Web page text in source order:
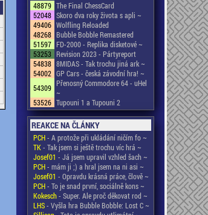
48879 The Final ChessCard
52048 Skoro dva roky života s apli ~
49406 Wolfling Reloaded
48268 Bubble Bobble Remastered
51597 FD-2000 - Replika disketové ~
53253 Revision 2023 - Pártyreport
54838 8MIDAS - Tak trochu jiná ark ~
54002 GP Cars - česká závodní hra! ~
54309 Přenosný Commodore 64 - uHel
~
53526 Tupouni 1 a Tupouni 2
REAKCE NA ČLÁNKY
PCH- A protože při ukládání ničím fo ~
TK- Tak jsem si ještě trochu víc hrá ~
Josef01 - Já jsem upravil vzhled šach ~
PCH- mám ji ;) a hral jsem na ni asi ~
Josef01 - Opravdu krásná práce, člově ~
PCH- To je snad první, sociálně kons ~
Kokesch- Super. Ale proč děkovat rod ~
LHS- Vyšla hra Bubble Bobble: Lost C ~